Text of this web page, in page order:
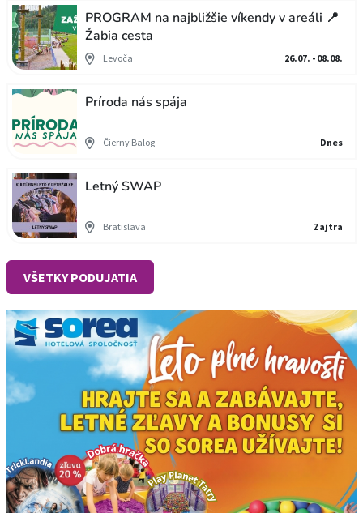
PROGRAM na najbližšie víkendy v areáli 📍
Žabia cesta
Levoča 26.07. - 08.08.
Príroda nás spája
Čierny Balog Dnes
Letný SWAP
Bratislava Zajtra
VŠETKY PODUJATIA